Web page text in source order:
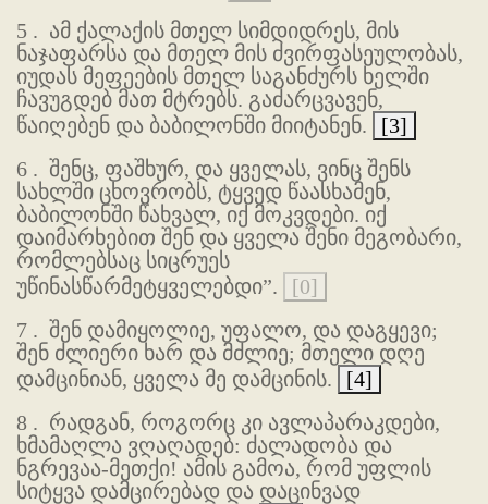
5 . ამ ქალაქის მთელ სიმდიდრეს, მის
ნაჯაფარსა და მთელ მის ძვირფასეულობას,
იუდას მეფეების მთელ საგანძურს ხელში
ჩავუგდებ მათ მტრებს. გაძარცვავენ,
წაიღებენ და ბაბილონში მიიტანენ.
[3]
6 . შენც, ფაშხურ, და ყველას, ვინც შენს
სახლში ცხოვრობს, ტყვედ წაასხამენ,
ბაბილონში წახვალ, იქ მოკვდები. იქ
დაიმარხებით შენ და ყველა შენი მეგობარი,
რომლებსაც სიცრუეს
უწინასწარმეტყველებდი”.
[0]
7 . შენ დამიყოლიე, უფალო, და დაგყევი;
შენ ძლიერი ხარ და მძლიე; მთელი დღე
დამცინიან, ყველა მე დამცინის.
[4]
8 . რადგან, როგორც კი ავლაპარაკდები,
ხმამაღლა ვღაღადებ: ძალადობა და
ნგრევაა-მეთქი! ამის გამოა, რომ უფლის
სიტყვა დამცირებად და დაცინვად